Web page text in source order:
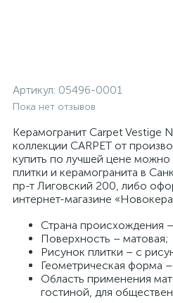
Артикул: 05496-0001
Пока нет отзывов
Керамогранит Carpet Vestige
коллекции CARPET от
купить по лучшей цене
плитки и керамогранита в
пр-т Лиговский 200, либо
интернет-магазине
Страна происхождения
Поверхность – матовая;
Рисунок плитки – с
Геометрическая форма –
Область применения
гостиной, для